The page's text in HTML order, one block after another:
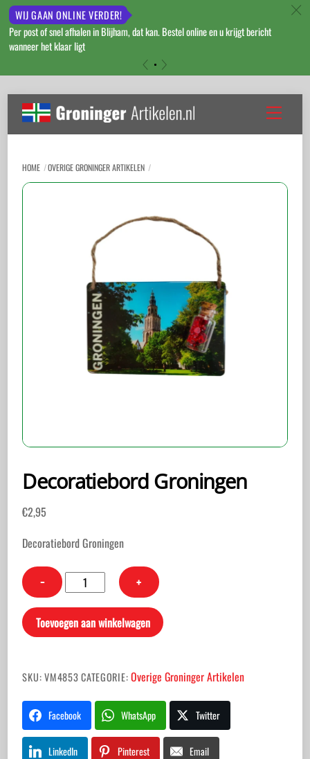
WIJ GAAN ONLINE VERDER!
Per post of snel afhalen in Blijham, dat kan. Bestel online en u krijgt bericht
wanneer het klaar ligt
c
content
Menu
HOME OVERIGE GRONINGER ARTIKELEN
Decoratiebord Groningen
€2,95
Decoratiebord Groningen
−
Decoratiebord
Groningen
aantal
+
Toevoegen aan winkelwagen
SKU:VM4853CATEGORIE:Overige Groninger Artikelen
Facebook WhatsApp Twitter
LinkedIn Pinterest Email